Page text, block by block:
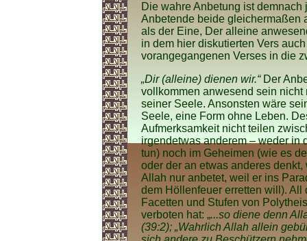
Die wahre Anbetung ist
Anbetende beide gleichermaßen
als der Eine, Der alleine
in dem hier diskutierten Vers
vorangegangenen Verses in die
„Dir (alleine) dienen wir.“Der
vollkommen anwesend sein nicht
seiner Seele. Ansonsten wäre
Seele, eine Form ohne Leben.
Aufmerksamkeit nicht teilen
irgendetwas anderem – weder in
tun) noch im Geheimen (wie es
oder der an etwas anderes
Allah nur anbetet, weil er ins
dem Höllenfeuer erretten will).
Facetten und Stufen von
verboten hat: „...so diene denn
(39:2); „Wahrlich Allah allein